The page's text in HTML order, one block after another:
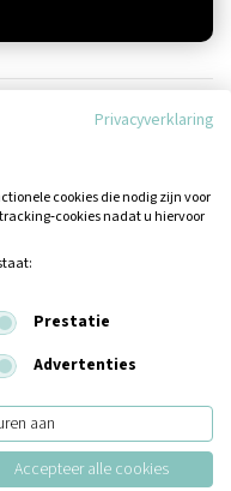
uw
Privacyverklaring
cookies die nodig zijn voor
nadat u hiervoor
Prestatie
Advertenties
aan
Accepteer alle cookies